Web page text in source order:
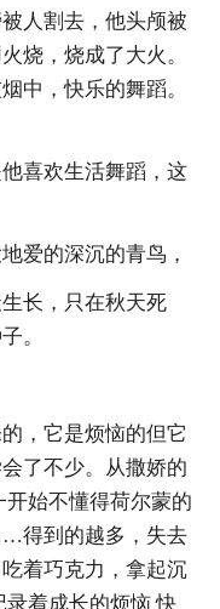
人割去，他头颅被
烧，烧成了大火。
中，快乐的舞蹈。
喜欢生活舞蹈，这
爱的深沉的青鸟，
长，只在秋天死
。
，它是烦恼的但它
了不少。从撒娇的
始不懂得荷尔蒙的
得到的越多，失去
着巧克力，拿起沉
着成长的烦恼 快